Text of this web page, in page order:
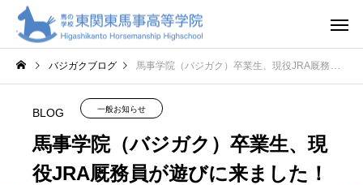
バジガクブログ 馬事学院（バジガク）卒業生、現役JRA厩務員が遊びに来ました！
BLOG 一般お知らせ
馬事学院（バジガク）卒業生、現
役JRA厩務員が遊びに来ました！